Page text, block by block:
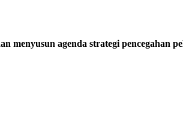
menyusun agenda strategi pencegahan